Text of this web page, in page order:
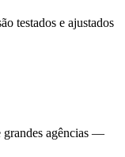
testados e ajustados
grandes agências —